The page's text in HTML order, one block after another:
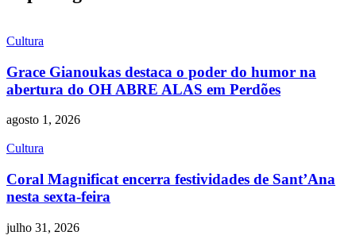
Cultura
Grace Gianoukas destaca o poder do humor na
abertura do OH ABRE ALAS em Perdões
agosto 1, 2026
Cultura
Coral Magnificat encerra festividades de Sant’Ana
nesta sexta-feira
julho 31, 2026